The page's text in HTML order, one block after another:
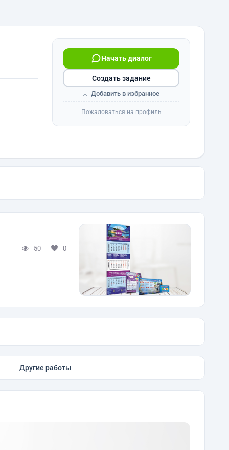
Начать диалог
Создать задание
Добавить в избранное
Пожаловаться на профиль
50 0
Другие работы